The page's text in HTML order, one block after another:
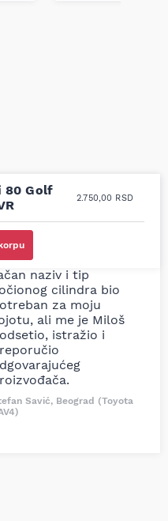
80 Golf
2.750,00 RSD
usluga i
prodavci.
bio siguran koji je
naziv i tip
cilindra bio
za moju
ali me je Miloš
istražio i
Savić, Beograd (Toyota